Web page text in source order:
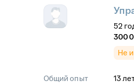
52
300
Не
Общий опыт 13